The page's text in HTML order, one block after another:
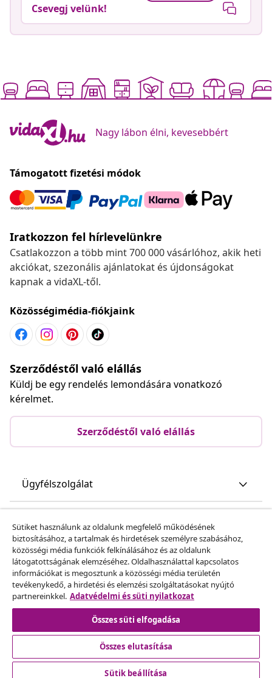
Csevegj velünk!
Nagy lábon élni, kevesebbért
Támogatott fizetési módok
Iratkozzon fel hírlevelünkre
Csatlakozzon a több mint 700 000 vásárlóhoz, akik heti
akciókat, szezonális ajánlatokat és újdonságokat
kapnak a vidaXL-től.
Közösségimédia-fiókjaink
Szerződéstől való elállás
Küldj be egy rendelés lemondására vonatkozó
kérelmet.
Szerződéstől való elállás
Ügyfélszolgálat
vidaXL
Fedezz fel többet
Sütiket használunk az oldalunk megfelelő működésének
biztosításához, a tartalmak és hirdetések személyre szabásához,
közösségi média funkciók felkínálásához és az oldalunk
látogatottságának elemzéséhez. Oldalhasználattal kapcsolatos
információkat is megosztunk a közösségi média területén
tevékenykedő, a hirdetési és elemzési szolgáltatásokat nyújtó
partnereinkkel. Adatvédelmi és süti nyilatkozat
Összes süti elfogadása
Összes elutasítása
Sütik beállítása